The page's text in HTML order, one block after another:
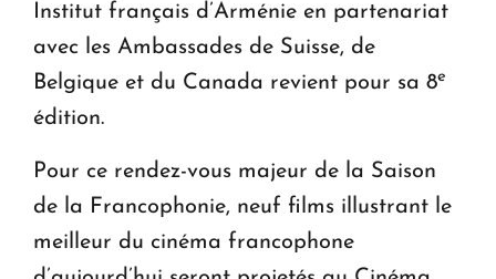
Institut français d’Arménie en partenariat
avec les Ambassades de Suisse, de
Belgique et du Canada revient pour sa 8e
édition.
Pour ce rendez-vous majeur de la Saison
de la Francophonie, neuf films illustrant le
meilleur du cinéma francophone